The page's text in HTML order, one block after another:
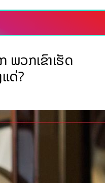
ພວກເຂົາເຮັດ
ດ່?